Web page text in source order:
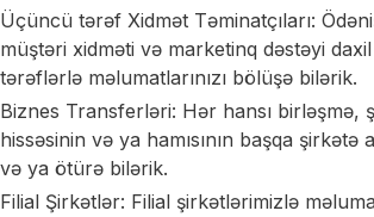
Üçüncü tərəf Xidmət Təminatçıları:
müştəri xidməti və marketinq dəstəyi
tərəflərlə məlumatlarınızı bölüşə bilərik.
Biznes Transferləri: Hər hansı birləşmə,
hissəsinin və ya hamısının başqa şirkətə
və ya ötürə bilərik.
Filial Şirkətlər: Filial şirkətlərimizlə